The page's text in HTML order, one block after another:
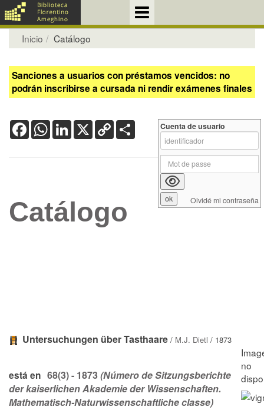
Inicio Catálogo
Sanciones a usuarios con préstamos vencidos: no
podrán inscribirse a cursada ni rendir exámenes finales
FacebookWhatsApp
LinkedIn
X Copy
Link
Catálogo
Untersuchungen über Tasthaare / M.J. Dietl / 1873
está en 68(3) - 1873(Número de Sitzungsberichte
der kaiserlichen Akademie der Wissenschaften.
Mathematisch-Naturwissenschaftliche classe)
Cuenta de usuario
Olvidé mi contraseña